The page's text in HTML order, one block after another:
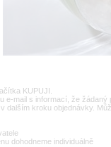
KUPUJI.
mail s informací, že žádaný
dalším kroku objednávky.
dohodneme individuálně